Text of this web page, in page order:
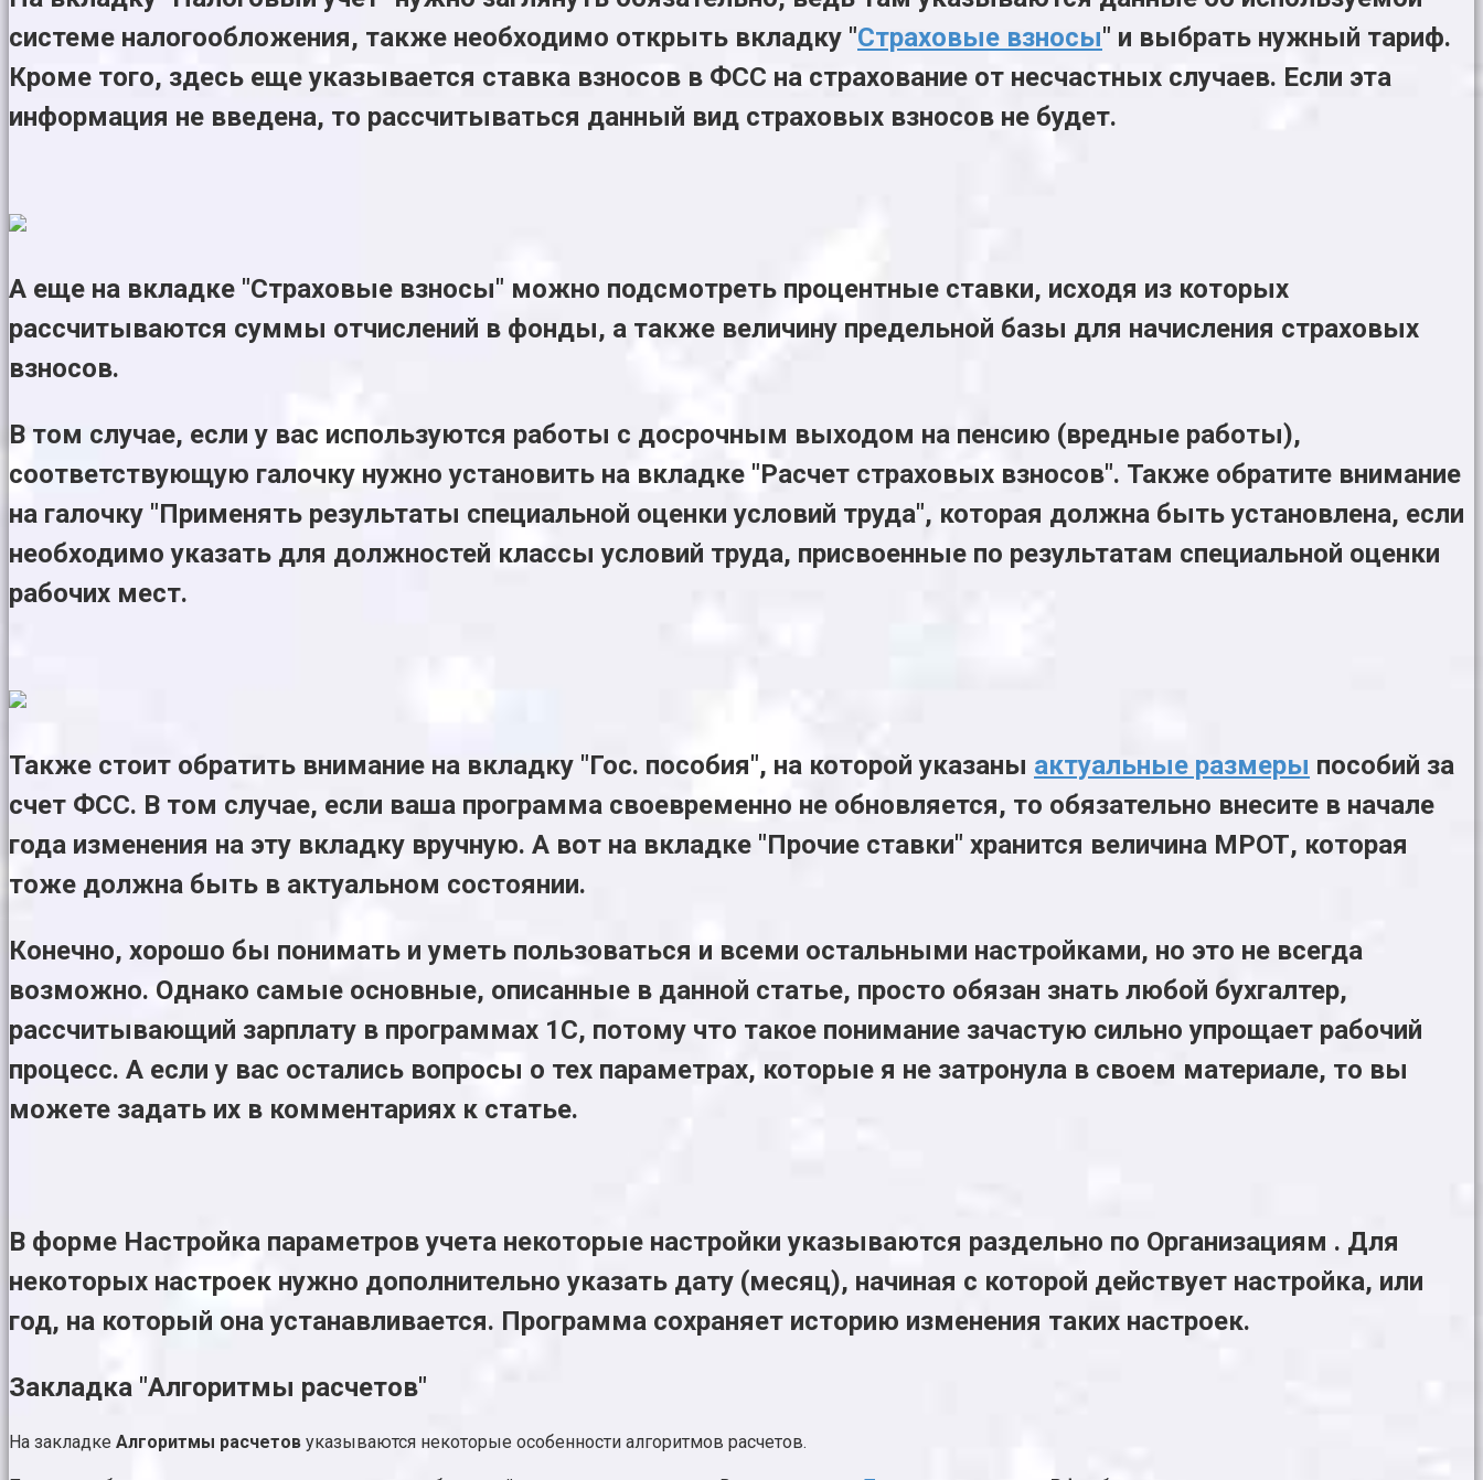
системе налогообложения, также необходимо открыть вкладку "Страховые взносы" и выбрать нужный тариф.
Кроме того, здесь еще указывается ставка взносов в ФСС на страхование от несчастных случаев. Если эта
информация не введена, то рассчитываться данный вид страховых взносов не будет.
А еще на вкладке "Страховые взносы" можно подсмотреть процентные ставки, исходя из которых
рассчитываются суммы отчислений в фонды, а также величину предельной базы для начисления страховых
взносов.
В том случае, если у вас используются работы с досрочным выходом на пенсию (вредные работы),
соответствующую галочку нужно установить на вкладке "Расчет страховых взносов". Также обратите внимание
на галочку "Применять результаты специальной оценки условий труда", которая должна быть установлена, если
необходимо указать для должностей классы условий труда, присвоенные по результатам специальной оценки
рабочих мест.
Также стоит обратить внимание на вкладку "Гос. пособия", на которой указаны актуальные размеры пособий за
счет ФСС. В том случае, если ваша программа своевременно не обновляется, то обязательно внесите в начале
года изменения на эту вкладку вручную. А вот на вкладке "Прочие ставки" хранится величина МРОТ, которая
тоже должна быть в актуальном состоянии.
Конечно, хорошо бы понимать и уметь пользоваться и всеми остальными настройками, но это не всегда
возможно. Однако самые основные, описанные в данной статье, просто обязан знать любой бухгалтер,
рассчитывающий зарплату в программах 1С, потому что такое понимание зачастую сильно упрощает рабочий
процесс. А если у вас остались вопросы о тех параметрах, которые я не затронула в своем материале, то вы
можете задать их в комментариях к статье.
В форме Настройка параметров учета некоторые настройки указываются раздельно по Организациям . Для
некоторых настроек нужно дополнительно указать дату (месяц), начиная с которой действует настройка, или
год, на который она устанавливается. Программа сохраняет историю изменения таких настроек.
Закладка "Алгоритмы расчетов"
На закладке Алгоритмы расчетов указываются некоторые особенности алгоритмов расчетов.